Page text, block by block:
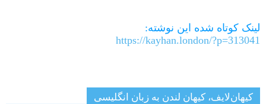
لینک کوتاه شده این نوشته:
https://kayhan.london/?p=313041
کیهان‌لایف، کیهان لندن به زبان انگلیسی